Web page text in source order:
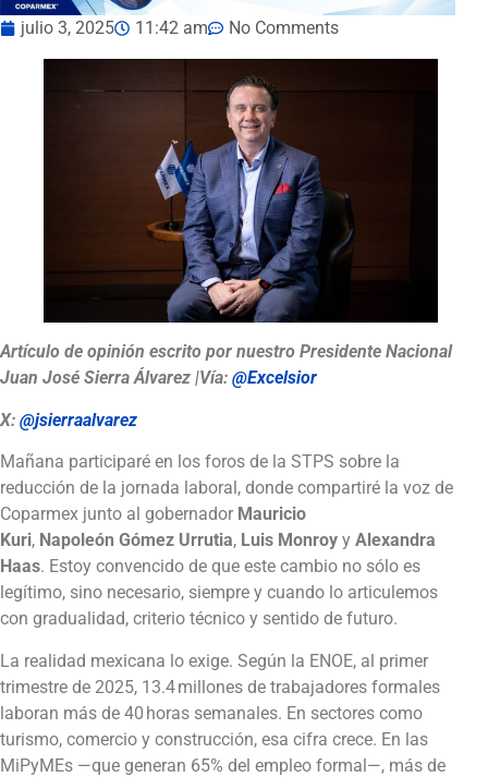
julio 3, 2025 11:42 am No Comments
Artículo de opinión escrito por nuestro Presidente Nacional
Juan José Sierra Álvarez |Vía: @Excelsior
X: @jsierraalvarez
Mañana participaré en los foros de la STPS sobre la
reducción de la jornada laboral, donde compartiré la voz de
Coparmex junto al gobernador Mauricio
Kuri, Napoleón Gómez Urrutia, Luis Monroy y Alexandra
Haas. Estoy convencido de que este cambio no sólo es
legítimo, sino necesario, siempre y cuando lo articulemos
con gradualidad, criterio técnico y sentido de futuro.
La realidad mexicana lo exige. Según la ENOE, al primer
trimestre de 2025, 13.4 millones de trabajadores formales
laboran más de 40 horas semanales. En sectores como
turismo, comercio y construcción, esa cifra crece. En las
MiPyMEs —que generan 65% del empleo formal—, más de